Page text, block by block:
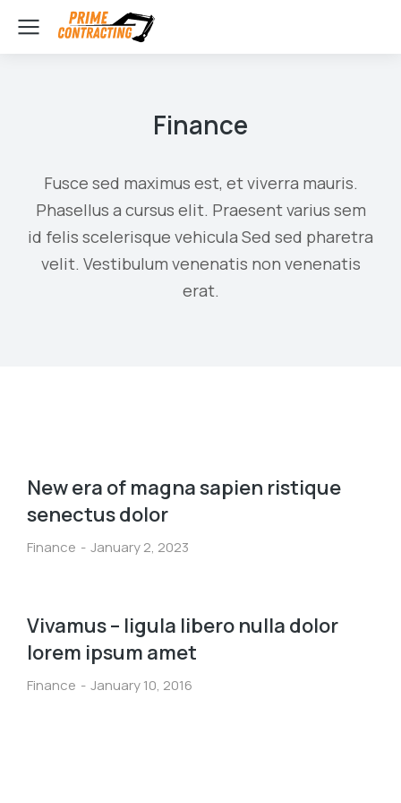
Finance
Fusce sed maximus est, et viverra mauris.
Phasellus a cursus elit. Praesent varius sem
id felis scelerisque vehicula Sed sed pharetra
velit. Vestibulum venenatis non venenatis
erat.
New era of magna sapien ristique
senectus dolor
Finance January 2, 2023
Vivamus – ligula libero nulla dolor
lorem ipsum amet
Finance January 10, 2016